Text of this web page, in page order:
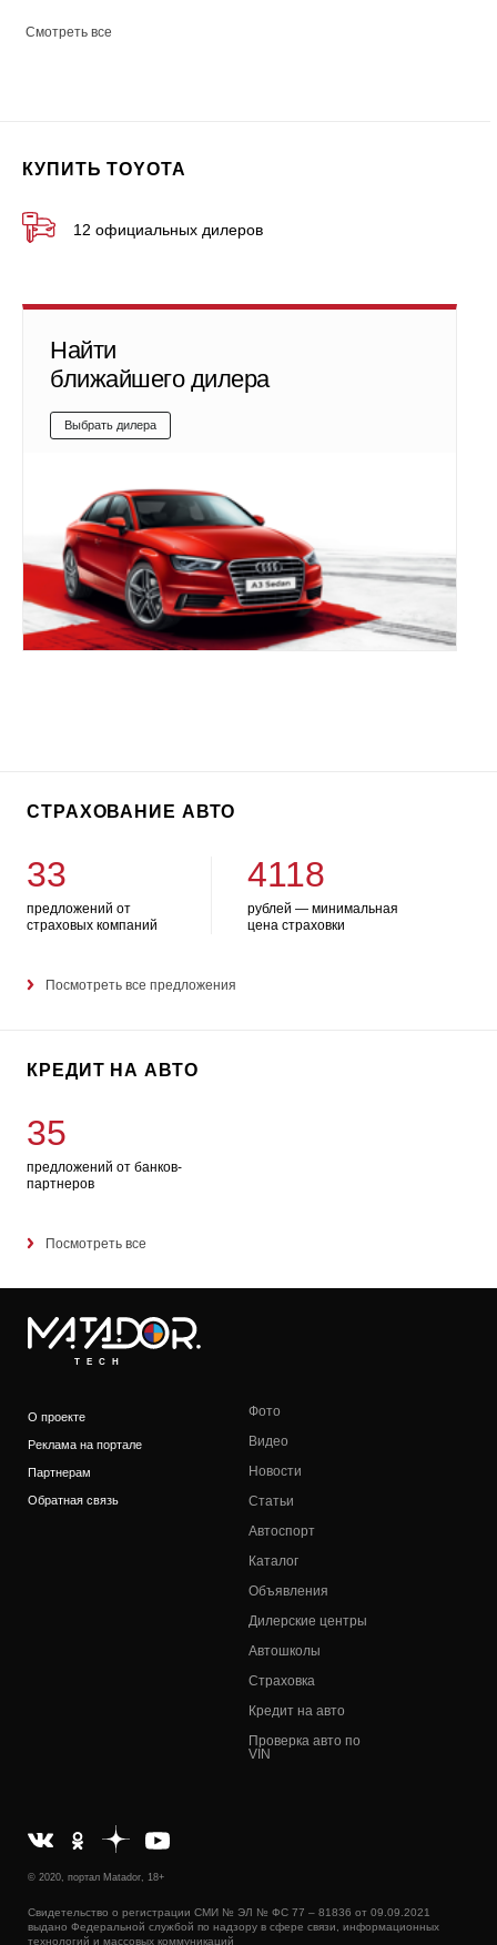
Смотреть все
КУПИТЬ TOYOTA
12 официальных дилеров
Найти
ближайшего дилера
Выбрать дилера
СТРАХОВАНИЕ АВТО
33
предложений от
страховых компаний
4118
рублей — минимальная
цена страховки
Посмотреть все предложения
КРЕДИТ НА АВТО
35
предложений от банков-
партнеров
Посмотреть все
TECH
О проекте
Реклама на портале
Партнерам
Обратная связь
Фото
Видео
Новости
Статьи
Автоспорт
Каталог
Объявления
Дилерские центры
Автошколы
Страховка
Кредит на авто
Проверка авто по
VIN
© 2020, портал Matador, 18+
Свидетельство о регистрации СМИ № ЭЛ № ФС 77 – 81836 от 09.09.2021
выдано Федеральной службой по надзору в сфере связи, информационных
технологий и массовых коммуникаций